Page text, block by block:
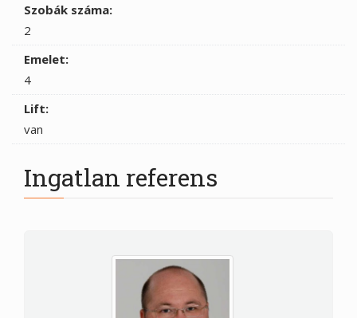
Szobák száma:
2
Emelet:
4
Lift:
van
Ingatlan referens